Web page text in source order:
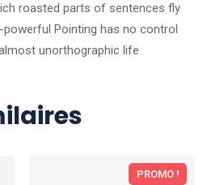
roasted parts of sentences fly
Pointing has no control
unorthographic life
PROMO !